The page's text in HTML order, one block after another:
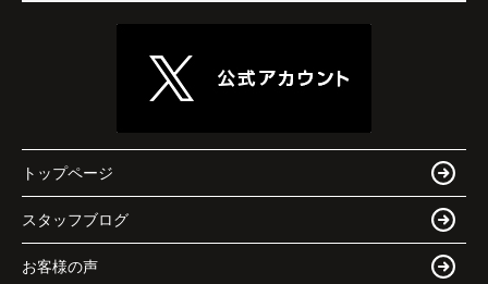
トップページ
スタッフブログ
お客様の声